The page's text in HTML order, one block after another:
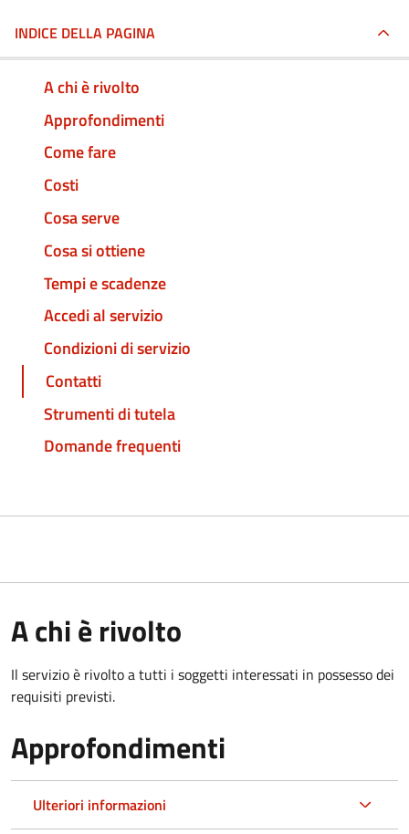
INDICE DELLA PAGINA
A chi è rivolto
Approfondimenti
Come fare
Costi
Cosa serve
Cosa si ottiene
Tempi e scadenze
Accedi al servizio
Condizioni di servizio
Contatti
Strumenti di tutela
Domande frequenti
A chi è rivolto
Il servizio è rivolto a tutti i soggetti interessati in possesso dei
requisiti previsti.
Approfondimenti
Ulteriori informazioni